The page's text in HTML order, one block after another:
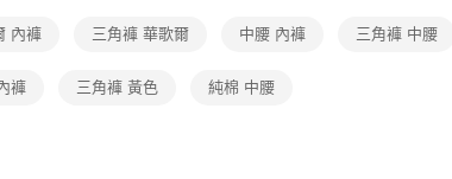
內褲 三角褲 華歌爾 中腰 內褲 三角褲 中腰
褲 三角褲 黃色 純棉 中腰